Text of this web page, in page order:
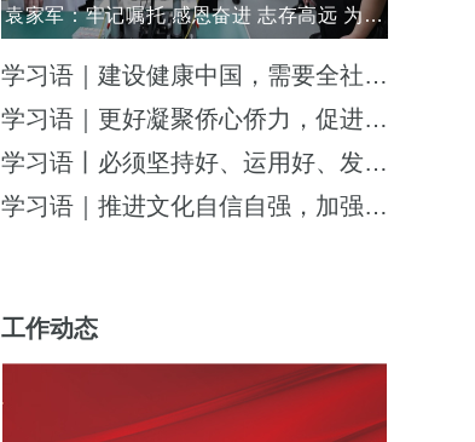
袁家军：牢记嘱托 感恩奋进 志存高远 为现代化新重庆建设贡献高校力量青年力量
全国关工委工作会议在天津召开 袁家军：牢记嘱托 感恩奋进 志存高远 为现代化新重庆建设贡献高校力量青年力量
全国关工委工作会议在天津召开
学习语｜建设健康中国，需要全社会共同努
学习语｜更好凝聚侨心侨力，促进海内外中
学习语丨必须坚持好、运用好、发展好政治
学习语｜推进文化自信自强，加强社会主义
工作动态